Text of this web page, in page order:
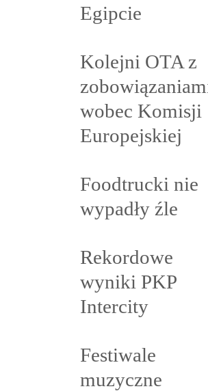
Egipcie
Kolejni OTA z
wobec Komisji
Europejskiej
Foodtrucki nie
wypadły źle
Rekordowe
wyniki PKP
Intercity
Festiwale
muzyczne